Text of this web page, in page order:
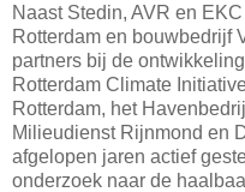
Naast Stedin, AVR en
Rotterdam en bouwbedrijf
partners bij de
Rotterdam Climate
Rotterdam, het
Milieudienst Rijnmond en
afgelopen jaren actief
onderzoek naar de